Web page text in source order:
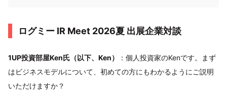
ログミー IR Meet 2026夏 出展企業対談
1UP投資部屋Ken氏（以下、Ken）
：個人投資家のKenです。まず
はビジネスモデルについて、初めての方にもわかるようにご説明
いただけますか？